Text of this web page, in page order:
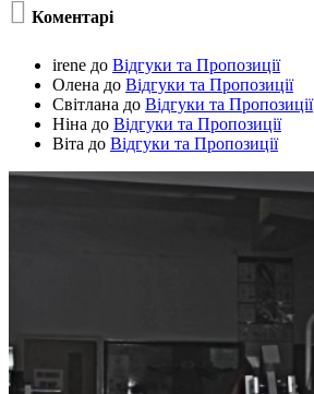
 Коментарі
irene до Відгуки та Пропозиції
Олена до Відгуки та Пропозиції
Світлана до Відгуки та Пропозиції
Ніна до Відгуки та Пропозиції
Віта до Відгуки та Пропозиції